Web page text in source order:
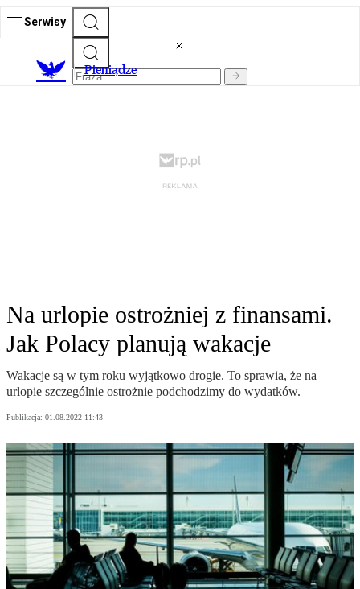
Serwisy
Pieniądze
Na urlopie ostrożniej z finansami.
Jak Polacy planują wakacje
Wakacje są w tym roku wyjątkowo drogie. To sprawia, że na
urlopie szczególnie ostrożnie podchodzimy do wydatków.
Publikacja: 01.08.2022 11:43